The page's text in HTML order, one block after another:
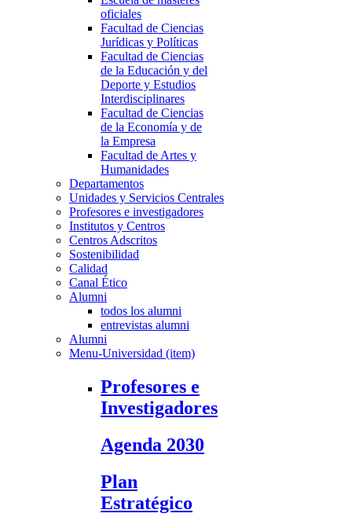
oficiales
Facultad de Ciencias
Jurídicas y Políticas
Facultad de Ciencias
de la Educación y del
Deporte y Estudios
Interdisciplinares
Facultad de Ciencias
de la Economía y de
la Empresa
Facultad de Artes y
Humanidades
Departamentos
Unidades y Servicios Centrales
Profesores e investigadores
Institutos y Centros
Centros Adscritos
Sostenibilidad
Calidad
Canal Ético
Alumni
todos los alumni
entrevistas alumni
Alumni
Menu-Universidad (item)
Profesores e
Investigadores
Agenda 2030
Plan
Estratégico